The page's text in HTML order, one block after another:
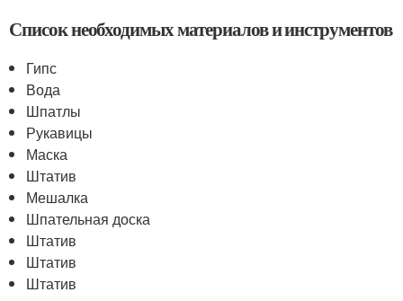
Список необходимых материалов и инструментов
Гипс
Вода
Шпатлы
Рукавицы
Маска
Штатив
Мешалка
Шпательная доска
Штатив
Штатив
Штатив